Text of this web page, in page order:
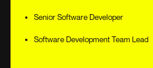
Senior Software Developer
Software Development Team Lead